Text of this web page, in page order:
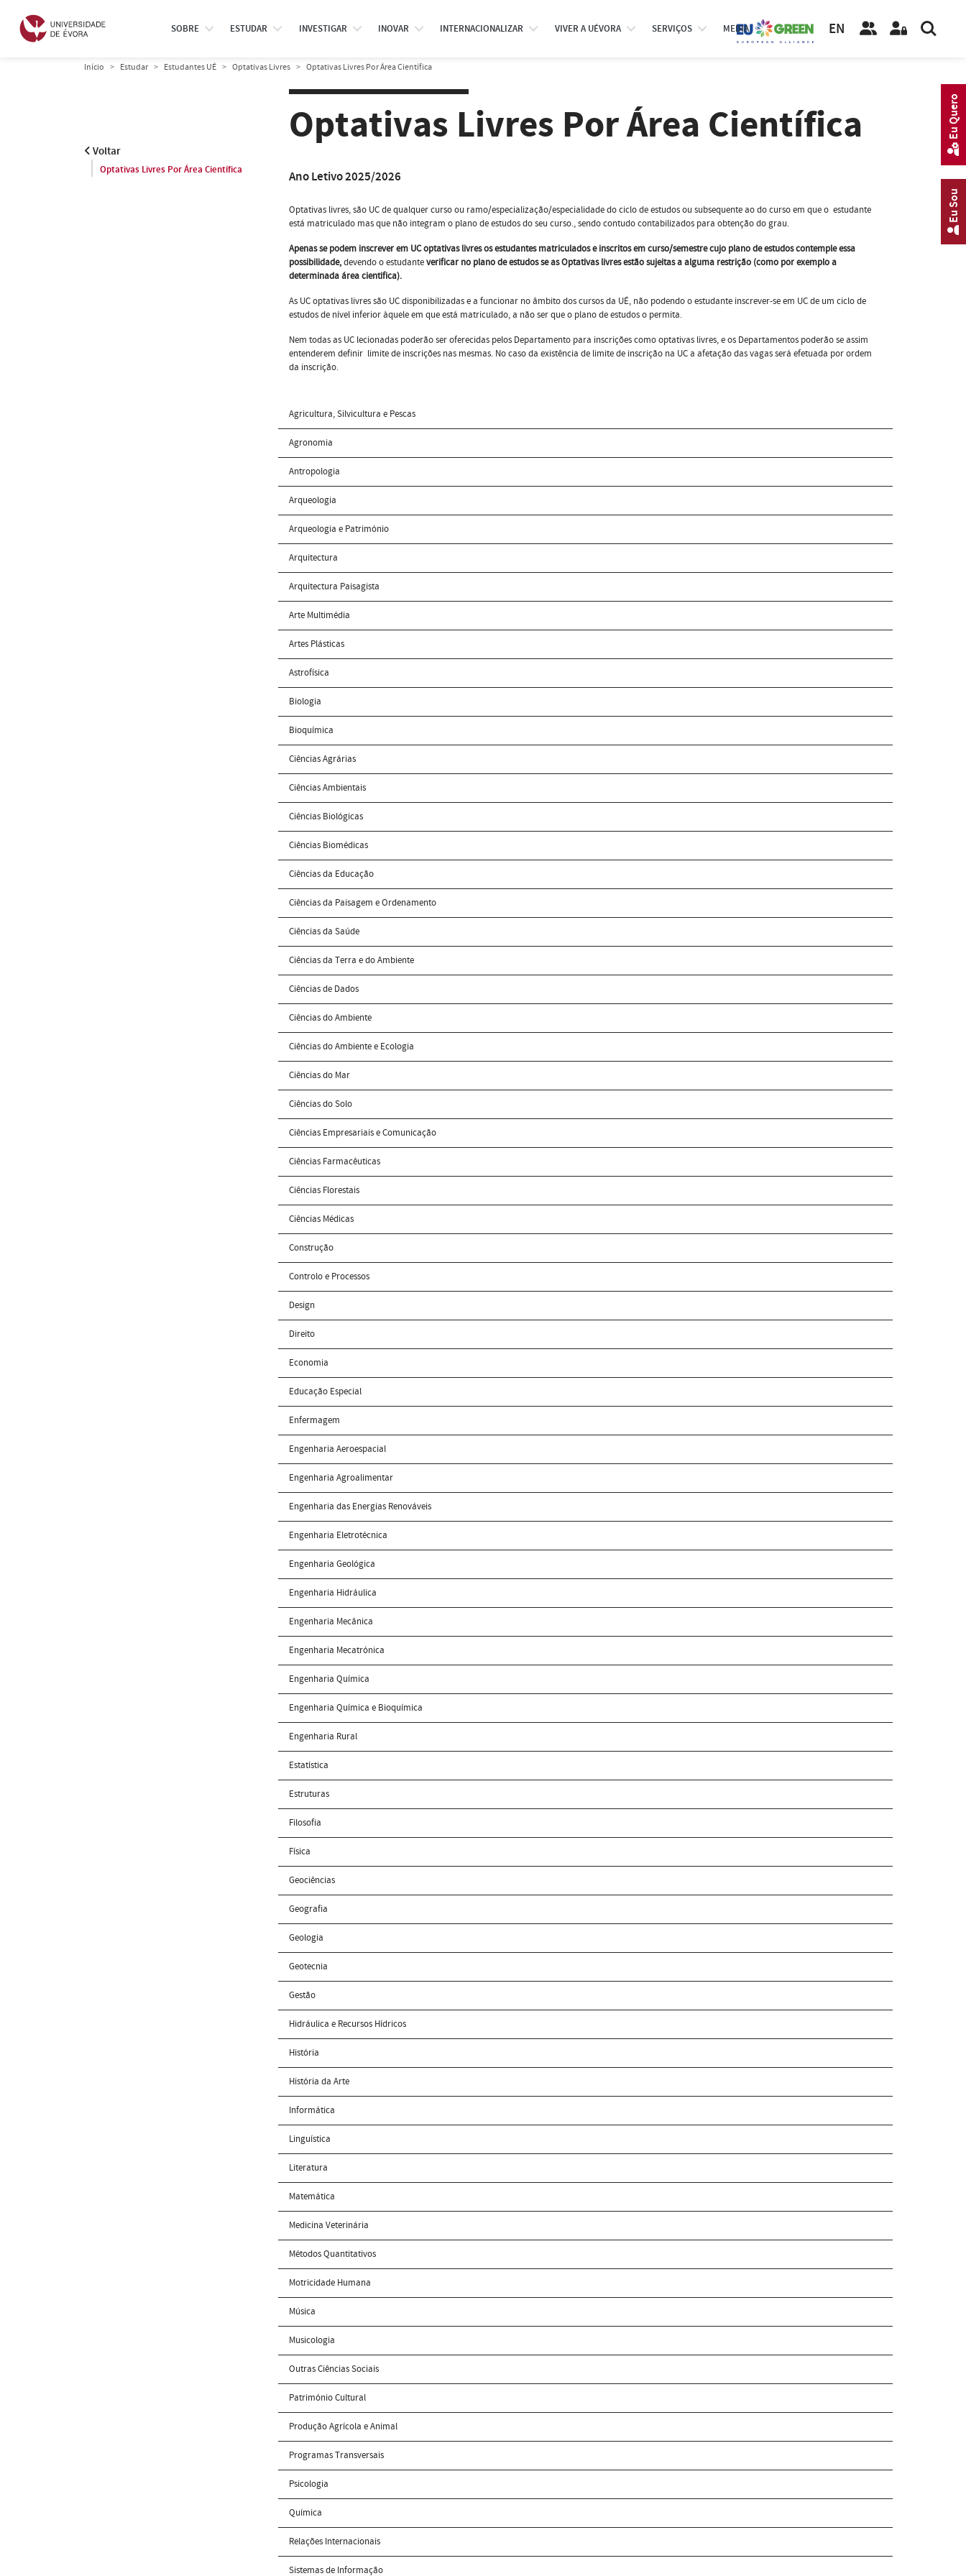
SOBRE ESTUDAR INVESTIGAR INOVAR INTERNACIONALIZAR VIVER A UÉVORA SERVIÇOS MEDIA EN
Início Estudar Estudantes UÉ Optativas Livres Optativas Livres Por Área Científica
Voltar
Optativas Livres Por Área Científica
Optativas Livres Por Área Científica
Ano Letivo 2025/2026
Optativas livres, são UC de qualquer curso ou ramo/especialização/especialidade do ciclo de estudos ou subsequente ao do curso em que o estudante
está matriculado mas que não integram o plano de estudos do seu curso., sendo contudo contabilizados para obtenção do grau.
Apenas se podem inscrever em UC optativas livres os estudantes matriculados e inscritos em curso/semestre cujo plano de estudos contemple essa
possibilidade,devendo o estudanteverificar no plano de estudos se as Optativas livres estão sujeitas a alguma restrição (como por exemplo a
determinada área cientifica).
As UC optativas livres são UC disponibilizadas e a funcionar no âmbito dos cursos da UÉ, não podendo o estudante inscrever-se em UC de um ciclo de
estudos de nível inferior àquele em que está matriculado, a não ser que o plano de estudos o permita.
Nem todas as UC lecionadas poderão ser oferecidas pelos Departamento para inscrições como optativas livres, e os Departamentos poderão se assim
entenderem definir limite de inscrições nas mesmas. No caso da existência de limite de inscrição na UC a afetação das vagas será efetuada por ordem
da inscrição.
Agricultura, Silvicultura e Pescas
Agronomia
Antropologia
Arqueologia
Arqueologia e Património
Arquitectura
Arquitectura Paisagista
Arte Multimédia
Artes Plásticas
Astrofísica
Biologia
Bioquímica
Ciências Agrárias
Ciências Ambientais
Ciências Biológicas
Ciências Biomédicas
Ciências da Educação
Ciências da Paisagem e Ordenamento
Ciências da Saúde
Ciências da Terra e do Ambiente
Ciências de Dados
Ciências do Ambiente
Ciências do Ambiente e Ecologia
Ciências do Mar
Ciências do Solo
Ciências Empresariais e Comunicação
Ciências Farmacêuticas
Ciências Florestais
Ciências Médicas
Construção
Controlo e Processos
Design
Direito
Economia
Educação Especial
Enfermagem
Engenharia Aeroespacial
Engenharia Agroalimentar
Engenharia das Energias Renováveis
Engenharia Eletrotécnica
Engenharia Geológica
Engenharia Hidráulica
Engenharia Mecânica
Engenharia Mecatrónica
Engenharia Química
Engenharia Química e Bioquímica
Engenharia Rural
Estatística
Estruturas
Filosofia
Física
Geociências
Geografia
Geologia
Geotecnia
Gestão
Hidráulica e Recursos Hídricos
História
História da Arte
Informática
Linguística
Literatura
Matemática
Medicina Veterinária
Métodos Quantitativos
Motricidade Humana
Música
Musicologia
Outras Ciências Sociais
Património Cultural
Produção Agrícola e Animal
Programas Transversais
Psicologia
Química
Relações Internacionais
Sistemas de Informação
Eu Sou
Eu Quero